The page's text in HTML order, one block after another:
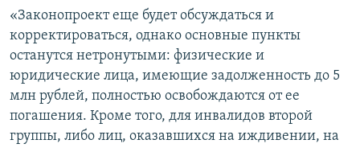
ELIFBE
УКРАИНСКАЯ ПРОБЛЕМА КРЫМА
Все сайты RFE/RL
«Законопроект еще будет обсуждаться и
корректироваться, однако основные пункты
останутся нетронутыми: физические и
юридические лица, имеющие задолженность до 5
млн рублей, полностью освобождаются от ее
погашения. Кроме того, для инвалидов второй
группы, либо лиц, оказавшихся на иждивении, на